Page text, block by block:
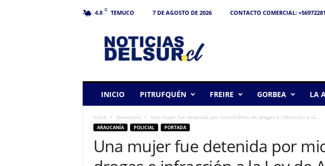
4.8 C TEMUCO 7 DE AGOSTO DE 2026 CONTACTO COMERCIAL:
INICIO PITRUFQUÉN FREIRE GORBEA LA
Inicio Araucanía Una mujer fue detenida por microtráfico de drogas e infracción a la...
ARAUCANÍA POLICIAL PORTADA
Una mujer fue detenida por